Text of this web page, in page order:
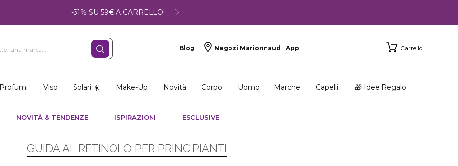
-31% SU 59€ A CARRELLO!
Blog Negozi Marionnaud App Carrello
Profumi Viso Solari ☀️ Make-Up Novità Corpo Uomo Marche Capelli 🎁 Idee Regalo
NOVITÀ & TENDENZE ISPIRAZIONI ESCLUSIVE
GUIDA AL RETINOLO PER PRINCIPIANTI